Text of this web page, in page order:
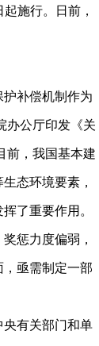
施行。日前，
补偿机制作为
办公厅印发《关
前，我国基本建
态环境要素，
了重要作用。
惩力度偏弱，
亟需制定一部
有关部门和单